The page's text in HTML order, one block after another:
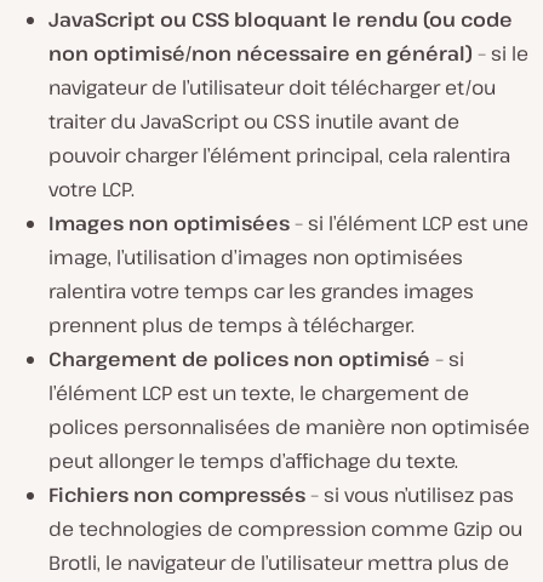
JavaScript ou CSS bloquant le rendu (ou code
non optimisé/non nécessaire en général) – si le
navigateur de l’utilisateur doit télécharger et/ou
traiter du JavaScript ou CSS inutile avant de
pouvoir charger l’élément principal, cela ralentira
votre LCP.
Images non optimisées– si l’élément LCP est une
image, l’utilisation d’images non optimisées
ralentira votre temps car les grandes images
prennent plus de temps à télécharger.
Chargement de polices non optimisé – si
l’élément LCP est un texte, le chargement de
polices personnalisées de manière non optimisée
peut allonger le temps d’affichage du texte.
Fichiers non compressés– si vous n’utilisez pas
de technologies de compression comme Gzip ou
Brotli, le navigateur de l’utilisateur mettra plus de